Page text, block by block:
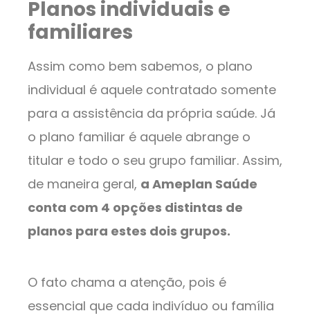
Planos individuais e
familiares
Assim como bem sabemos, o plano
individual é aquele contratado somente
para a assistência da própria saúde. Já
o plano familiar é aquele abrange o
titular e todo o seu grupo familiar. Assim,
de maneira geral, a Ameplan Saúde
conta com 4 opções distintas de
planos para estes dois grupos.
O fato chama a atenção, pois é
essencial que cada indivíduo ou família